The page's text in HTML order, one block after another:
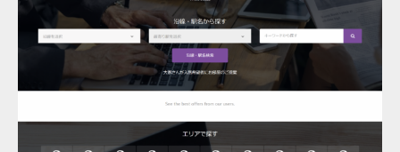
更新日： 2023.03.08
夜間対応型訪問介護
詳細 検索サイト